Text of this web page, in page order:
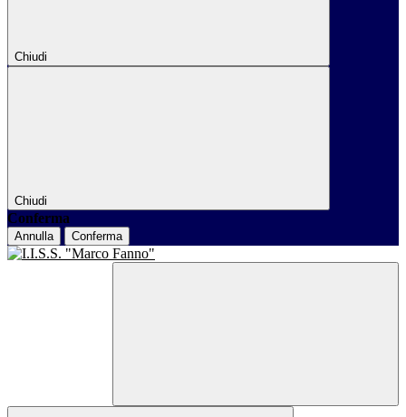
Chiudi
Chiudi
Conferma
Annulla Conferma